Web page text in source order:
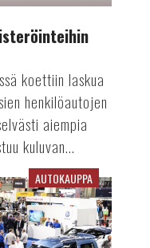
koettiin laskua
henkilöautojen
aiempia
kuluvan...
AUTOKAUPPA